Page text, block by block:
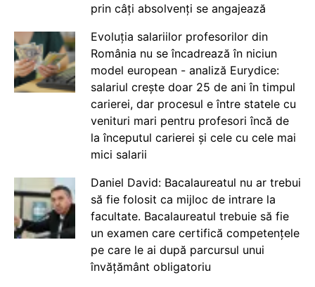
prin câți absolvenți se angajează
Evoluția salariilor profesorilor din
România nu se încadrează în niciun
model european - analiză Eurydice:
salariul crește doar 25 de ani în timpul
carierei, dar procesul e între statele cu
venituri mari pentru profesori încă de
la începutul carierei și cele cu cele mai
mici salarii
Daniel David: Bacalaureatul nu ar trebui
să fie folosit ca mijloc de intrare la
facultate. Bacalaureatul trebuie să fie
un examen care certifică competențele
pe care le ai după parcursul unui
învățământ obligatoriu